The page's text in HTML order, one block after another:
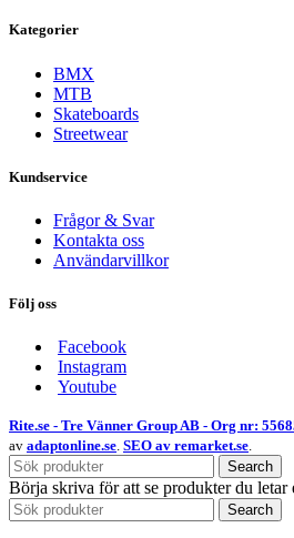
Kategorier
BMX
MTB
Skateboards
Streetwear
Kundservice
Frågor & Svar
Kontakta oss
Användarvillkor
Följ oss
Facebook
Instagram
Youtube
Rite.se - Tre Vänner Group AB - Org nr:
av adaptonline.se. SEO av remarket.se.
Search
Börja skriva för att se produkter du letar
Search